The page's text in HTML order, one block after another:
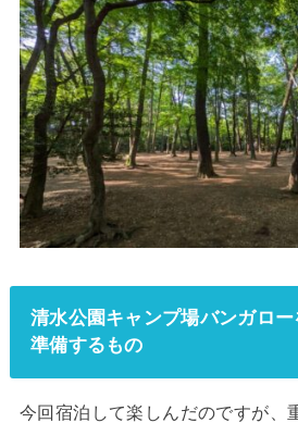
清水公園キャンプ場バンガロ
準備するもの
今回宿泊して楽しんだのですが、